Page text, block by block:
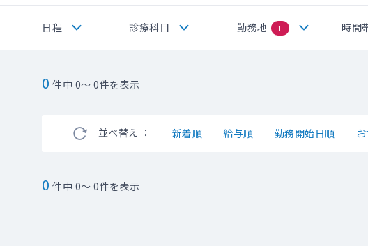
日程 診療科目 勤務地 1 時間
0 件中 0～ 0件を表示
並べ替え ： 新着順 給与順 勤務開始日順
0 件中 0～ 0件を表示